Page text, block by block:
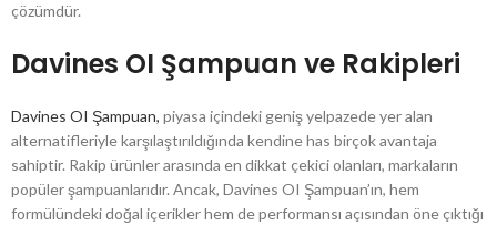
çözümdür.
Davines OI Şampuan ve Rakipleri
Davines OI Şampuan, piyasa içindeki geniş yelpazede yer alan
alternatifleriyle karşılaştırıldığında kendine has birçok avantaja
sahiptir. Rakip ürünler arasında en dikkat çekici olanları, markaların
popüler şampuanlarıdır. Ancak, Davines OI Şampuan’ın, hem
formülündeki doğal içerikler hem de performansı açısından öne çıktığı